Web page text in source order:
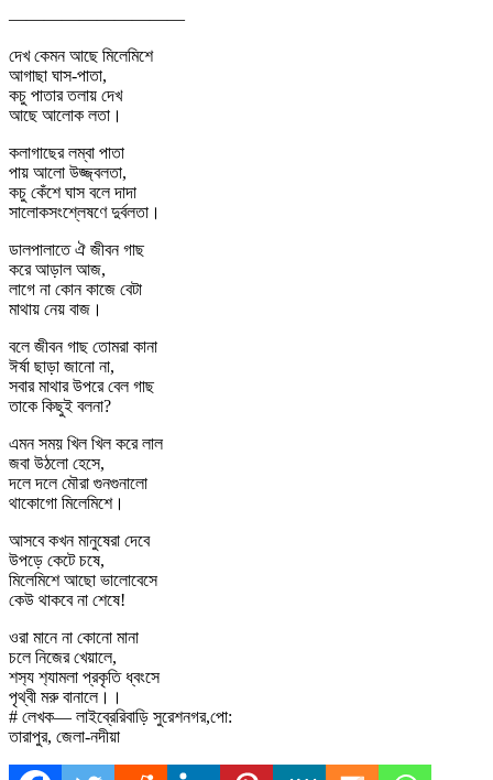
——————————
দেখ কেমন আছে মিলেমিশে
আগাছা ঘাস-পাতা,
কচু পাতার তলায় দেখ
আছে আলোক লতা।
কলাগাছের লম্বা পাতা
পায় আলো উজ্জ্বলতা,
কচু কেঁশে ঘাস বলে দাদা
সালোকসংশ্লেষণে দুর্বলতা।
ডালপালাতে ঐ জীবন গাছ
করে আড়াল আজ,
লাগে না কোন কাজে বেটা
মাথায় নেয় বাজ।
বলে জীবন গাছ তোমরা কানা
ঈর্ষা ছাড়া জানো না,
সবার মাথার উপরে বেল গাছ
তাকে কিছুই বলনা?
এমন সময় খিল খিল করে লাল
জবা উঠলো হেসে,
দলে দল‍ে মৌরা গুনগুনালো
থাকোগো মিলেমিশে।
আসবে কখন মানুষেরা দেবে
উপড়ে কেটে চষে,
মিলেমিশে আছো ভালোবেসে
কেউ থাকবে না শেষে!
ওরা মানে না কোনো মানা
চলে নিজের খেয়ালে,
শস‍্য শ‍্যামলা প্রকৃতি ধ্বংসে
পৃথ্বী মরু বানালে।।
# লেখক— লাইব্রেরিবাড়ি সুরেশনগর,পো:
তারাপুর, জেলা-নদীয়া